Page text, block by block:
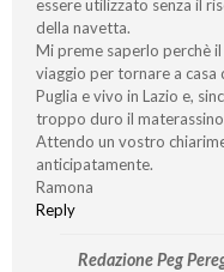
essere utilizzato senza il
della navetta.
Mi preme saperlo perchè
viaggio per tornare a
Puglia e vivo in Lazio e,
troppo duro il
Attendo un vostro
anticipatamente.
Ramona
Reply
Redazione Peg